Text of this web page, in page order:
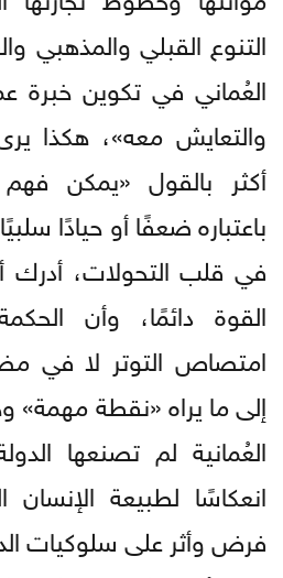
التنوع القبلي والمذهبي
العُماني في تكوين خبرة
والتعايش معه»، هكذا
أكثر بالقول «يمكن
باعتباره ضعفًا أو حيادًا
في قلب التحولات، أدرك
القوة دائمًا، وأن
امتصاص التوتر لا في
إلى ما يراه «نقطة مهمة»
العُمانية لم تصنعها
انعكاسًا لطبيعة
فرض وأثر على سلوكيات